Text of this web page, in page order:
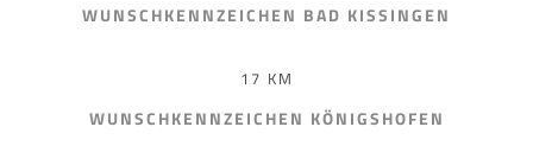
WUNSCHKENNZEICHEN BAD KISSINGEN
17 KM
WUNSCHKENNZEICHEN KÖNIGSHOFEN